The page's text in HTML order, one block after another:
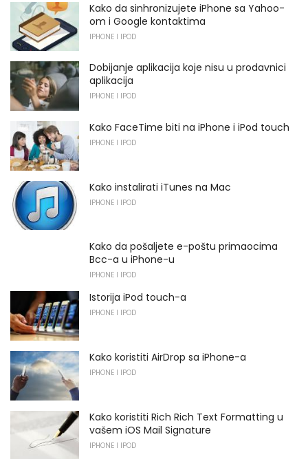
Kako da sinhronizujete iPhone sa Yahoo-
om i Google kontaktima
IPHONE I IPOD
Dobijanje aplikacija koje nisu u prodavnici
aplikacija
IPHONE I IPOD
Kako FaceTime biti na iPhone i iPod touch
IPHONE I IPOD
Kako instalirati iTunes na Mac
IPHONE I IPOD
Kako da pošaljete e-poštu primaocima
Bcc-a u iPhone-u
IPHONE I IPOD
Istorija iPod touch-a
IPHONE I IPOD
Kako koristiti AirDrop sa iPhone-a
IPHONE I IPOD
Kako koristiti Rich Rich Text Formatting u
vašem iOS Mail Signature
IPHONE I IPOD